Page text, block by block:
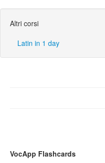
Altri corsi
Latin in 1 day
VocApp Flashcards